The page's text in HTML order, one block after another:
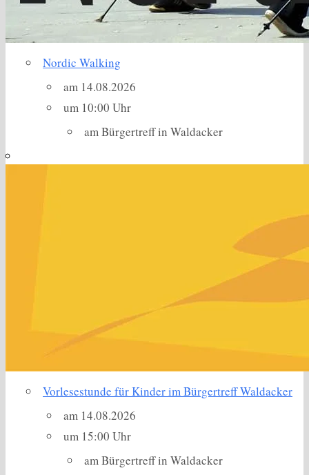
Nordic Walking
am 14.08.2026
um 10:00 Uhr
am Bürgertreff in Waldacker
Vorlesestunde für Kinder im Bürgertreff Waldacker
am 14.08.2026
um 15:00 Uhr
am Bürgertreff in Waldacker